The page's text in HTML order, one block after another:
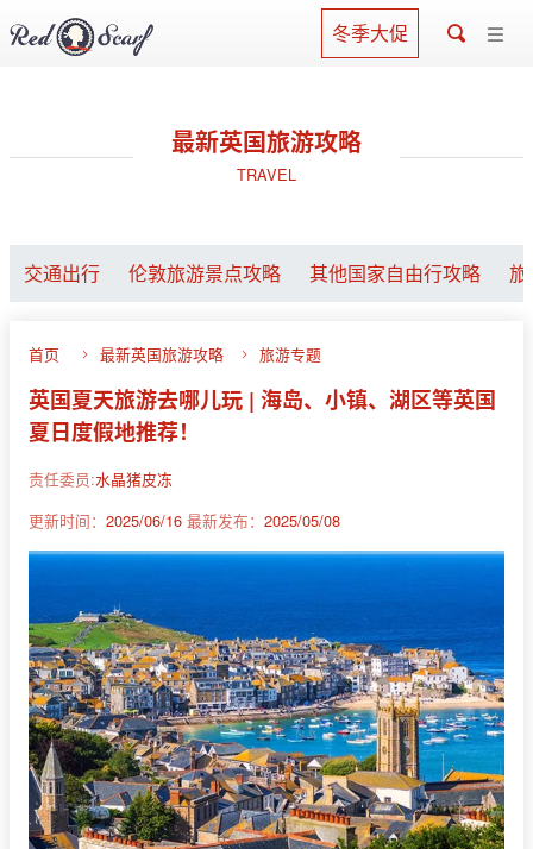
冬季大促
最新英国旅游攻略
TRAVEL
交通出行 伦敦旅游景点攻略 其他国家自由行攻略 旅
首页 最新英国旅游攻略 旅游专题
英国夏天旅游去哪儿玩 | 海岛、小镇、湖区等英国
夏日度假地推荐！
责任委员:水晶猪皮冻
更新时间： 2025/06/16 最新发布： 2025/05/08